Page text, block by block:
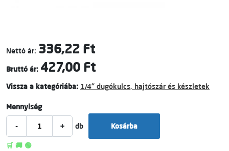
Nettó ár: 336,22 Ft
Bruttó ár: 427,00 Ft
Vissza a kategóriába: 1/4" dugókulcs, hajtószár és készletek
Mennyiség
- + db Kosárba
🛒 🚚 🟢